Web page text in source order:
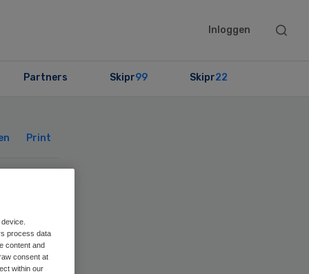
Inloggen
Search
Partners Skipr99 Skipr22
Print
process data
content and
consent at
within our